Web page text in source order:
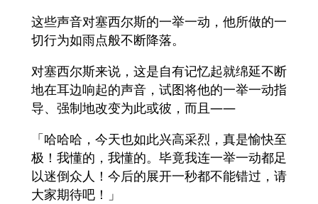
这些声音对塞西尔斯的一举一动，他所做的一
切行为如雨点般不断降落。
对塞西尔斯来说，这是自有记忆起就绵延不断
地在耳边响起的声音，试图将他的一举一动指
导、强制地改变为此或彼，而且——
「哈哈哈，今天也如此兴高采烈，真是愉快至
极！我懂的，我懂的。毕竟我连一举一动都足
以迷倒众人！今后的展开一秒都不能错过，请
大家期待吧！」